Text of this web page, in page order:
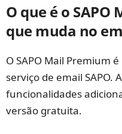
O que é o
que muda no
O SAPO Mail Premium
serviço de email SAPO.
funcionalidades
versão gratuita.